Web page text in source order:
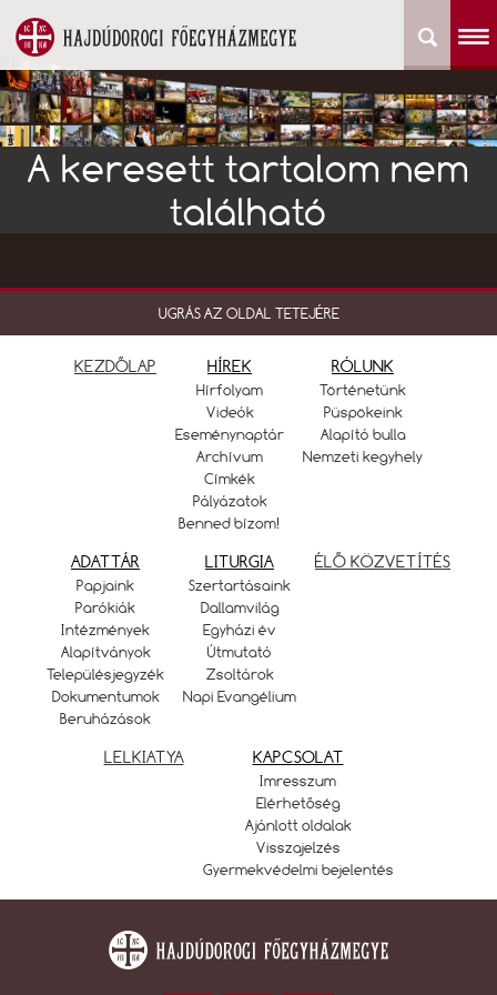
A keresett tartalom nem
található
UGRÁS AZ OLDAL TETEJÉRE
KEZDŐLAP HÍREK
Hírfolyam
Videók
Eseménynaptár
Archívum
Címkék
Pályázatok
Benned bízom!
RÓLUNK
Történetünk
Püspökeink
Alapító bulla
Nemzeti kegyhely
ADATTÁR
Papjaink
Parókiák
Intézmények
Alapítványok
Településjegyzék
Dokumentumok
Beruházások
LITURGIA
Szertartásaink
Dallamvilág
Egyházi év
Útmutató
Zsoltárok
Napi Evangélium
ÉLŐ KÖZVETÍTÉS
LELKIATYA KAPCSOLAT
Imresszum
Elérhetőség
Ajánlott oldalak
Visszajelzés
Gyermekvédelmi bejelentés